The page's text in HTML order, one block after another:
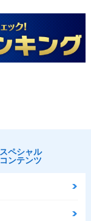
スペシャル
コンテンツ